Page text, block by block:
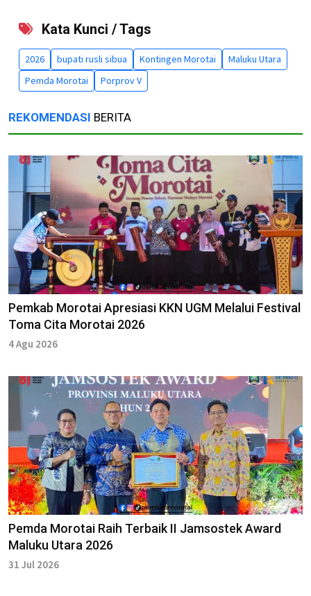
Kata Kunci / Tags
2026 bupati rusli sibua Kontingen Morotai
Maluku Utara
Pemda Morotai
Porprov V
REKOMENDASI BERITA
Pemkab Morotai Apresiasi KKN UGM Melalui Festival
Toma Cita Morotai 2026
4 Agu 2026
Pemda Morotai Raih Terbaik II Jamsostek Award
Maluku Utara 2026
31 Jul 2026